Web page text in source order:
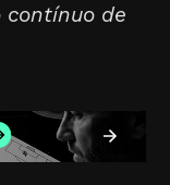
contínuo de